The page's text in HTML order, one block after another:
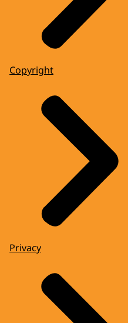
Copyright
Privacy